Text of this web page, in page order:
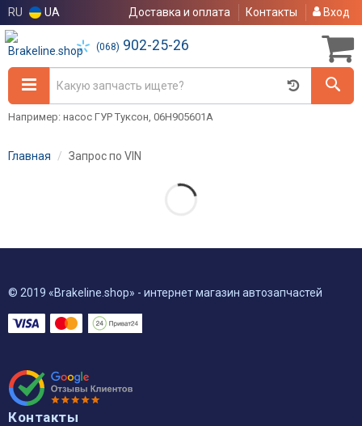
RU UA Доставка и оплата Контакты Вход
(068) 902-25-26
Например: насос ГУР Туксон, 06H905601A
Главная Запрос по VIN
© 2019 «Brakeline.shop» - интернет магазин автозапчастей
Контакты